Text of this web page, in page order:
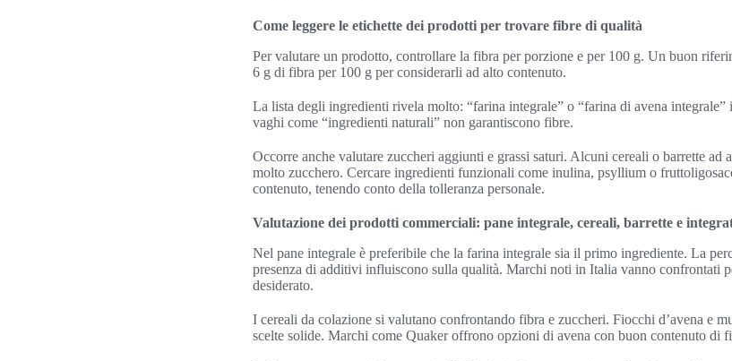
Come leggere le etichette dei prodotti per trovare fibre di qualità
Per valutare un prodotto, controllare la fibra per porzione e per 100 g. Un buon
6 g di fibra per 100 g per considerarli ad alto contenuto.
La lista degli ingredienti rivela molto: “farina integrale” o “farina di avena
vaghi come “ingredienti naturali” non garantiscono fibre.
Occorre anche valutare zuccheri aggiunti e grassi saturi. Alcuni cereali o barrette ad
molto zucchero. Cercare ingredienti funzionali come inulina, psyllium o
contenuto, tenendo conto della tolleranza personale.
Valutazione dei prodotti commerciali: pane integrale, cereali, barrette e
Nel pane integrale è preferibile che la farina integrale sia il primo ingrediente. La
presenza di additivi influiscono sulla qualità. Marchi noti in Italia vanno confrontati
desiderato.
I cereali da colazione si valutano confrontando fibra e zuccheri. Fiocchi d’avena e
scelte solide. Marchi come Quaker offrono opzioni di avena con buon contenuto di